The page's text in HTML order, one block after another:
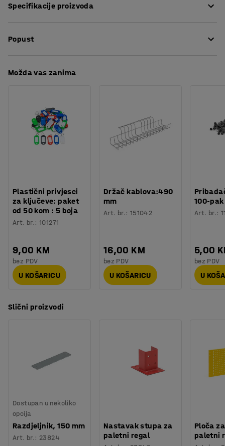
uzrokuje manje oštećenja betonskog poda u slučaju
Specifikacije proizvoda
Promjer
Popust
Možda vas zanima
Plastični privjesci
za ključeve: paket
od 50 kom : 5 boja
Art. br.:101271
9,00 KM
bez PDV
U KOŠARICU
Držač kablova:490
mm
Art. br.: 151042
16,00 KM
bez PDV
U KOŠARICU
100-pak
Art. br.:
5,00
bez PDV
U
Slični proizvodi
Dostupan u nekoliko
opcija
Razdjeljnik, 150 mm
Art. br.: 23824
Nastavak stupa za
paletni regal
Ploča
paletni